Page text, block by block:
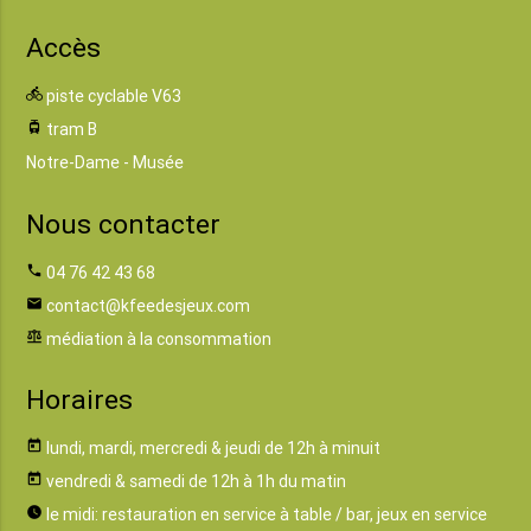
Accès
directions_bike piste cyclable V63
tram tram B
Notre-Dame - Musée
Nous contacter
phone 04 76 42 43 68
email contact@kfeedesjeux.com
balance médiation à la consommation
Horaires
today lundi, mardi, mercredi & jeudi de 12h à minuit
today vendredi & samedi de 12h à 1h du matin
watch_later le midi: restauration en service à table / bar, jeux en service